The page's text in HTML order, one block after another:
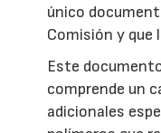
único
Comisión y que
Este
comprende un
adicionales